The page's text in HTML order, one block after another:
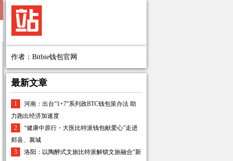
作者：Bitbie钱包官网
最新文章
1
河南：出台“1+7”系列政BTC钱包策办法 助
力跑出经济加速度
2
“健康中原行・大医比特派钱包献爱心”走进
郏县、襄城
3
洛阳：以陶醉式文旅比特派解锁文旅融合“新